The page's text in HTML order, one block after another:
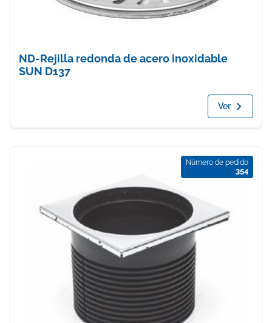
ND-Rejilla redonda de acero inoxidable
SUN D137
Ver
Número de pedido
354